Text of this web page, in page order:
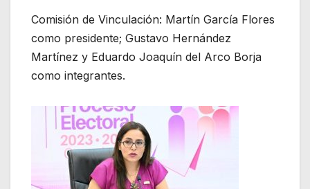
Comisión de Vinculación: Martín García Flores
como presidente; Gustavo Hernández
Martínez y Eduardo Joaquín del Arco Borja
como integrantes.